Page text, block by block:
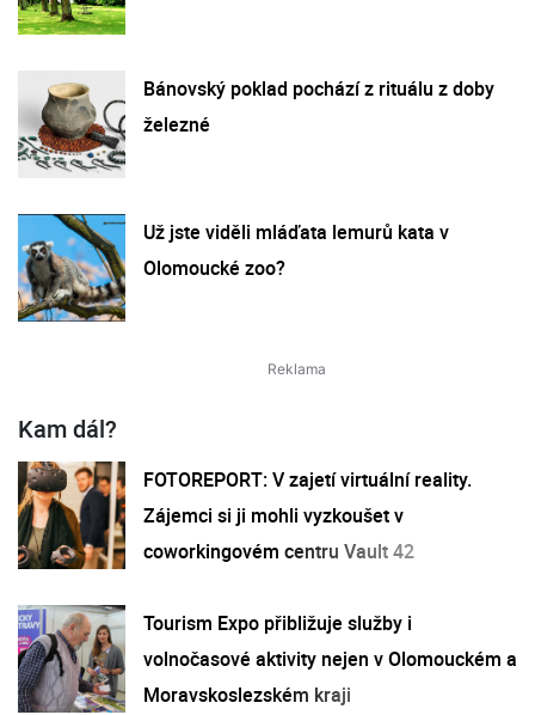
Bánovský poklad pochází z rituálu z doby
železné
Už jste viděli mláďata lemurů kata v
Olomoucké zoo?
Kam dál?
FOTOREPORT: V zajetí virtuální reality.
Zájemci si ji mohli vyzkoušet v
coworkingovém centru Vault 42
Tourism Expo přibližuje služby i
volnočasové aktivity nejen v Olomouckém a
Moravskoslezském kraji